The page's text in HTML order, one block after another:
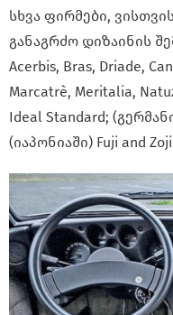
სხვა ფირმები,
განაგრძო დიზაინის
Acerbis, Bras, Driade,
Marcatrè, Meritalia,
Ideal Standard;
(იაპონიაში) Fuji and